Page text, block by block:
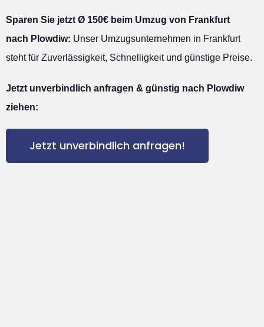
Sparen Sie jetzt Ø 150€ beim Umzug von Frankfurt
nach Plowdiw: Unser Umzugsunternehmen in Frankfurt
steht für Zuverlässigkeit, Schnelligkeit und günstige Preise.
Jetzt unverbindlich anfragen & günstig nach Plowdiw
ziehen:
Jetzt unverbindlich anfragen!